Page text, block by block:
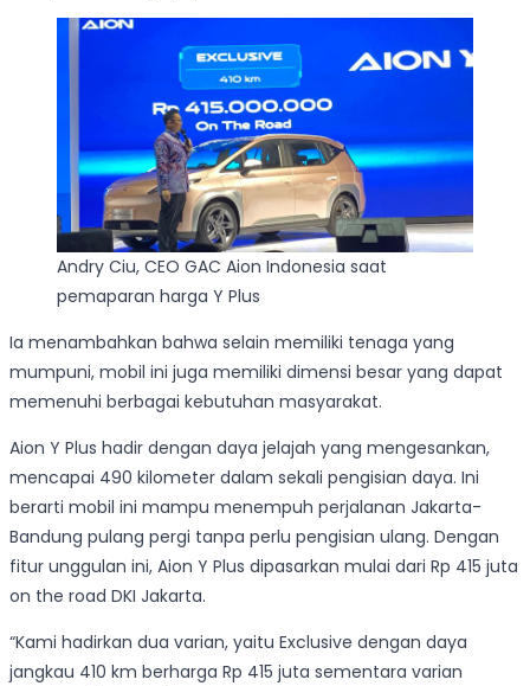
Andry Ciu, CEO GAC Aion Indonesia saat
pemaparan harga Y Plus
Ia menambahkan bahwa selain memiliki tenaga yang
mumpuni, mobil ini juga memiliki dimensi besar yang dapat
memenuhi berbagai kebutuhan masyarakat.
Aion Y Plus hadir dengan daya jelajah yang mengesankan,
mencapai 490 kilometer dalam sekali pengisian daya. Ini
berarti mobil ini mampu menempuh perjalanan Jakarta-
Bandung pulang pergi tanpa perlu pengisian ulang. Dengan
fitur unggulan ini, Aion Y Plus dipasarkan mulai dari Rp 415 juta
on the road DKI Jakarta.
“Kami hadirkan dua varian, yaitu Exclusive dengan daya
jangkau 410 km berharga Rp 415 juta sementara varian